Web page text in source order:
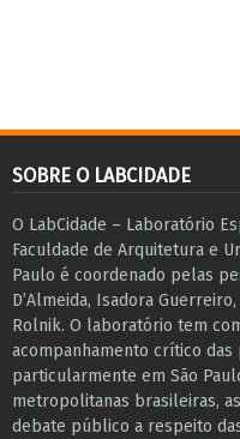
SOBRE O LABCIDADE
O LabCidade – Laboratório
Faculdade de Arquitetura e
Paulo é coordenado pelas
D’Almeida, Isadora
Rolnik. O laboratório tem
acompanhamento crítico
particularmente em São
metropolitanas brasileiras,
debate público a respeito